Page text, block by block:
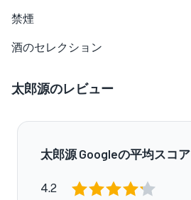
禁煙
酒のセレクション
太郎源のレビュー
太郎源 Googleの平均スコア
4.2